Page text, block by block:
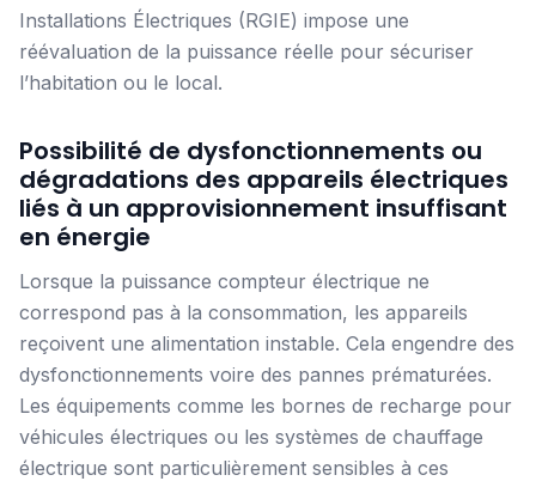
Installations Électriques (RGIE) impose une
réévaluation de la puissance réelle pour sécuriser
l’habitation ou le local.
Possibilité de dysfonctionnements ou
dégradations des appareils électriques
liés à un approvisionnement insuffisant
en énergie
Lorsque la puissance compteur électrique ne
correspond pas à la consommation, les appareils
reçoivent une alimentation instable. Cela engendre des
dysfonctionnements voire des pannes prématurées.
Les équipements comme les bornes de recharge pour
véhicules électriques ou les systèmes de chauffage
électrique sont particulièrement sensibles à ces